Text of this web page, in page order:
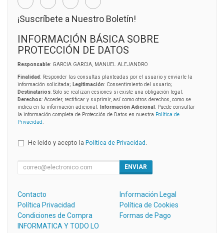
¡Suscríbete a Nuestro Boletín!
INFORMACIÓN BÁSICA SOBRE
PROTECCIÓN DE DATOS
Responsable: GARCIA GARCIA, MANUEL ALEJANDRO
Finalidad: Responder las consultas planteadas por el usuario y enviarle la
información solicitada; Legitimación: Consentimiento del usuario;
Destinatarios: Solo se realizan cesiones si existe una obligación legal;
Derechos: Acceder, rectificar y suprimir, así como otros derechos, como se
indica en la información adicional;
Información Adicional : Puede consultar
la información completa de Protección de Datos en nuestra Política de
Privacidad
He leído y acepto la Política de Privacidad
ENVIAR
Contacto
Información Legal
Política Privacidad
Política de Cookies
Condiciones de Compra
Formas de Pago
INFORMATICA Y TODO LO